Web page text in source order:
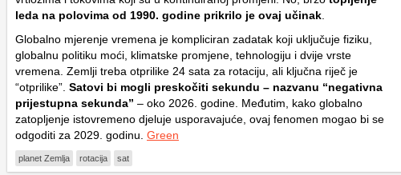
leda na polovima od 1990. godine prikrilo je ovaj učinak
Globalno mjerenje vremena je kompliciran zadatak koji uključuje fiziku,
globalnu politiku moći, klimatske promjene, tehnologiju i dvije vrste
vremena. Zemlji treba otprilike 24 sata za rotaciju, ali ključna riječ je
“otprilike”. Satovi bi mogli preskočiti sekundu – nazvanu “negativna
prijestupna sekunda” – oko 2026. godine. Međutim, kako globalno
zatopljenje istovremeno djeluje usporavajuće, ovaj fenomen mogao bi se
odgoditi za 2029. godinu. Green
planet Zemlja rotacija sat